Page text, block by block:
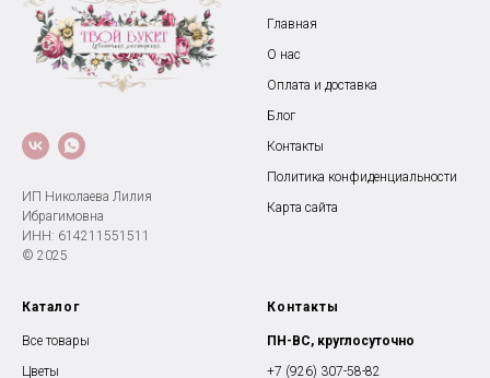
ИП Николаева Лилия
Ибрагимовна
ИНН: 614211551511
© 2025
Главная
О нас
Оплата и доставка
Блог
Контакты
Политика конфиденциальности
Карта сайта
Каталог
Все товары
Цветы
Контакты
ПН-ВС, круглосуточно
+7 (926) 307-58-82